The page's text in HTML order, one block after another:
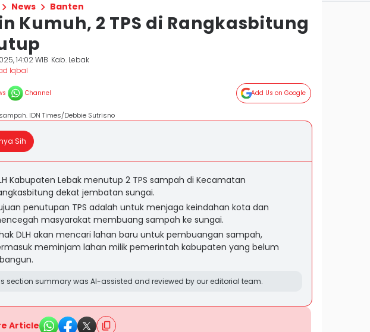
News Banten
Kumuh, 2 TPS di Rangkasbitung
14:02 WIB Kab. Lebak
Iqbal
Channel Add Us on Google
IDN Times/Debbie Sutrisno
Sih
Kabupaten Lebak menutup 2 TPS sampah di Kecamatan
dekat jembatan sungai.
penutupan TPS adalah untuk menjaga keindahan kota dan
masyarakat membuang sampah ke sungai.
DLH akan mencari lahan baru untuk pembuangan sampah,
meminjam lahan milik pemerintah kabupaten yang belum
section summary was AI-assisted and reviewed by our editorial team.
Article